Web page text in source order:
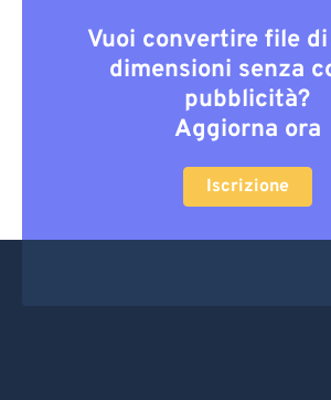
Vuoi convertire file
dimensioni senza
pubblicità?
Aggiorna ora
Iscrizione